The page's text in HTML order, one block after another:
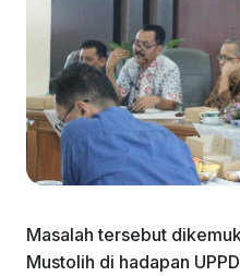
Masalah tersebut
Mustolih di hadapan